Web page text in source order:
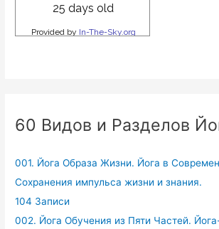
60 Видов и Разделов
001. Йога Образа Жизни. Йога в
Сохранения импульса жизни и знания.
104 Записи
002. Йога Обучения из Пяти Частей.